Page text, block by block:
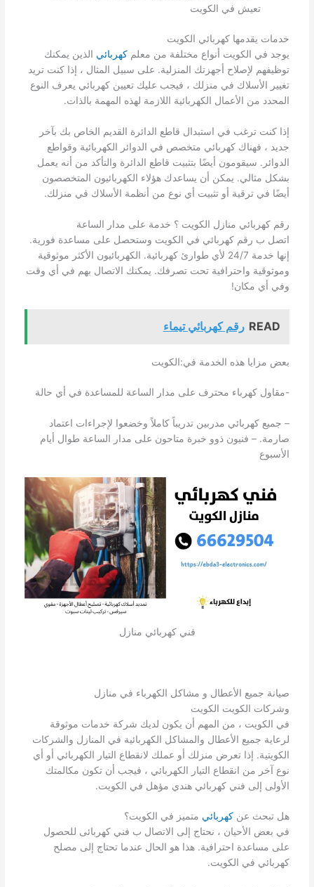
تعيش في الكويت
خدمات يقدمها كهربائي الكويت
يوجد في الكويت أنواع مختلفة من معلم كهربائي الذين يمكنك
توظيفهم لإصلاح أجهزتك المنزلية. على سبيل المثال ، إذا كنت تريد
تغيير الأسلاك في منزلك ، فيجب عليك تعيين كهربائي يعرف النوع
المحدد من الأعمال الكهربائية اللازمة لهذه المهمة بالذات.
إذا كنت ترغب في استبدال قاطع الدائرة القديم الخاص بك بآخر
جديد ، فهناك كهربائي متخصص في الدوائر الكهربائية وقواطع
الدوائر. سيقومون أيضًا بتثبيت قاطع الدائرة والتأكد من أنه يعمل
بشكل مثالي. يمكن أن يساعدك هؤلاء الكهربائيون المتخصصون
أيضًا في ترقية أو تثبيت أي نوع من أنظمة الأسلاك في منزلك.
رقم كهربائي منازل الكويت ؟ خدمة على مدار الساعة
اتصل ب رقم كهربائي في الكويت وستحصل على مساعدة فورية.
إنها خدمة 24/7 لأي طوارئ كهربائية. الكهربائيون الأكثر موثوقية
وموثوقية واحترافية تحت تصرفك. يمكنك الاتصال بهم في أي وقت
وفي أي مكان!
READ رقم كهربائي تيماء
بعض مزايا هذه الخدمة في:الكويت
-مقاول كهرباء محترف على مدار الساعة للمساعدة في أي حالة
– جميع كهربائي مدربين تدريباً كاملاً وخضعوا لإجراءات اعتماد
صارمة. – فنيون ذوو خبرة متاحون على مدار الساعة طوال أيام
الأسبوع
فني كهربائي منازل
صيانة جميع الأعطال و مشاكل الكهرباء في منازل
وشركات الكويت الكويت
في الكويت ، من المهم أن يكون لديك شركة خدمات موثوقة
لرعاية جميع الأعطال والمشاكل الكهربائية في المنازل والشركات
الكويتية. إذا تعرض منزلك أو عملك لانقطاع التيار الكهربائي أو أي
نوع آخر من انقطاع التيار الكهربائي ، فيجب أن تكون مكالمتك
الأولى إلى فني كهربائي هندي مؤهل في الكويت.
هل تبحث عن كهربائي متميز في الكويت؟
في بعض الأحيان ، نحتاج إلى الاتصال ب فني كهربائى للحصول
على مساعدة احترافية. هذا هو الحال عندما تحتاج إلى مصلح
كهربائي في الكويت.